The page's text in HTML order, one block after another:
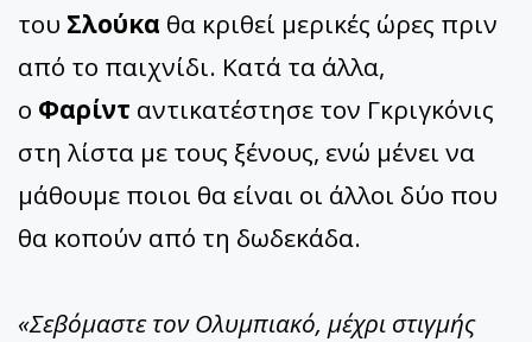
του Σλούκα θα κριθεί μερικές ώρες πριν
από το παιχνίδι. Κατά τα άλλα,
ο Φαρίντ αντικατέστησε τον Γκριγκόνις
στη λίστα με τους ξένους, ενώ μένει να
μάθουμε ποιοι θα είναι οι άλλοι δύο που
θα κοπούν από τη δωδεκάδα.
«Σεβόμαστε τον Ολυμπιακό, μέχρι στιγμής